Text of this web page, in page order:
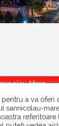
Mare
a va oferi
sannicolau-